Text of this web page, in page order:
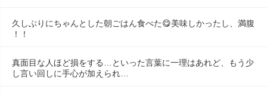
久しぶりにちゃんとした朝ごはん食べた😋美味しかったし、満腹
！！
真面目な人ほど損をする…といった言葉に一理はあれど、もう少
し言い回しに手心が加えられ…